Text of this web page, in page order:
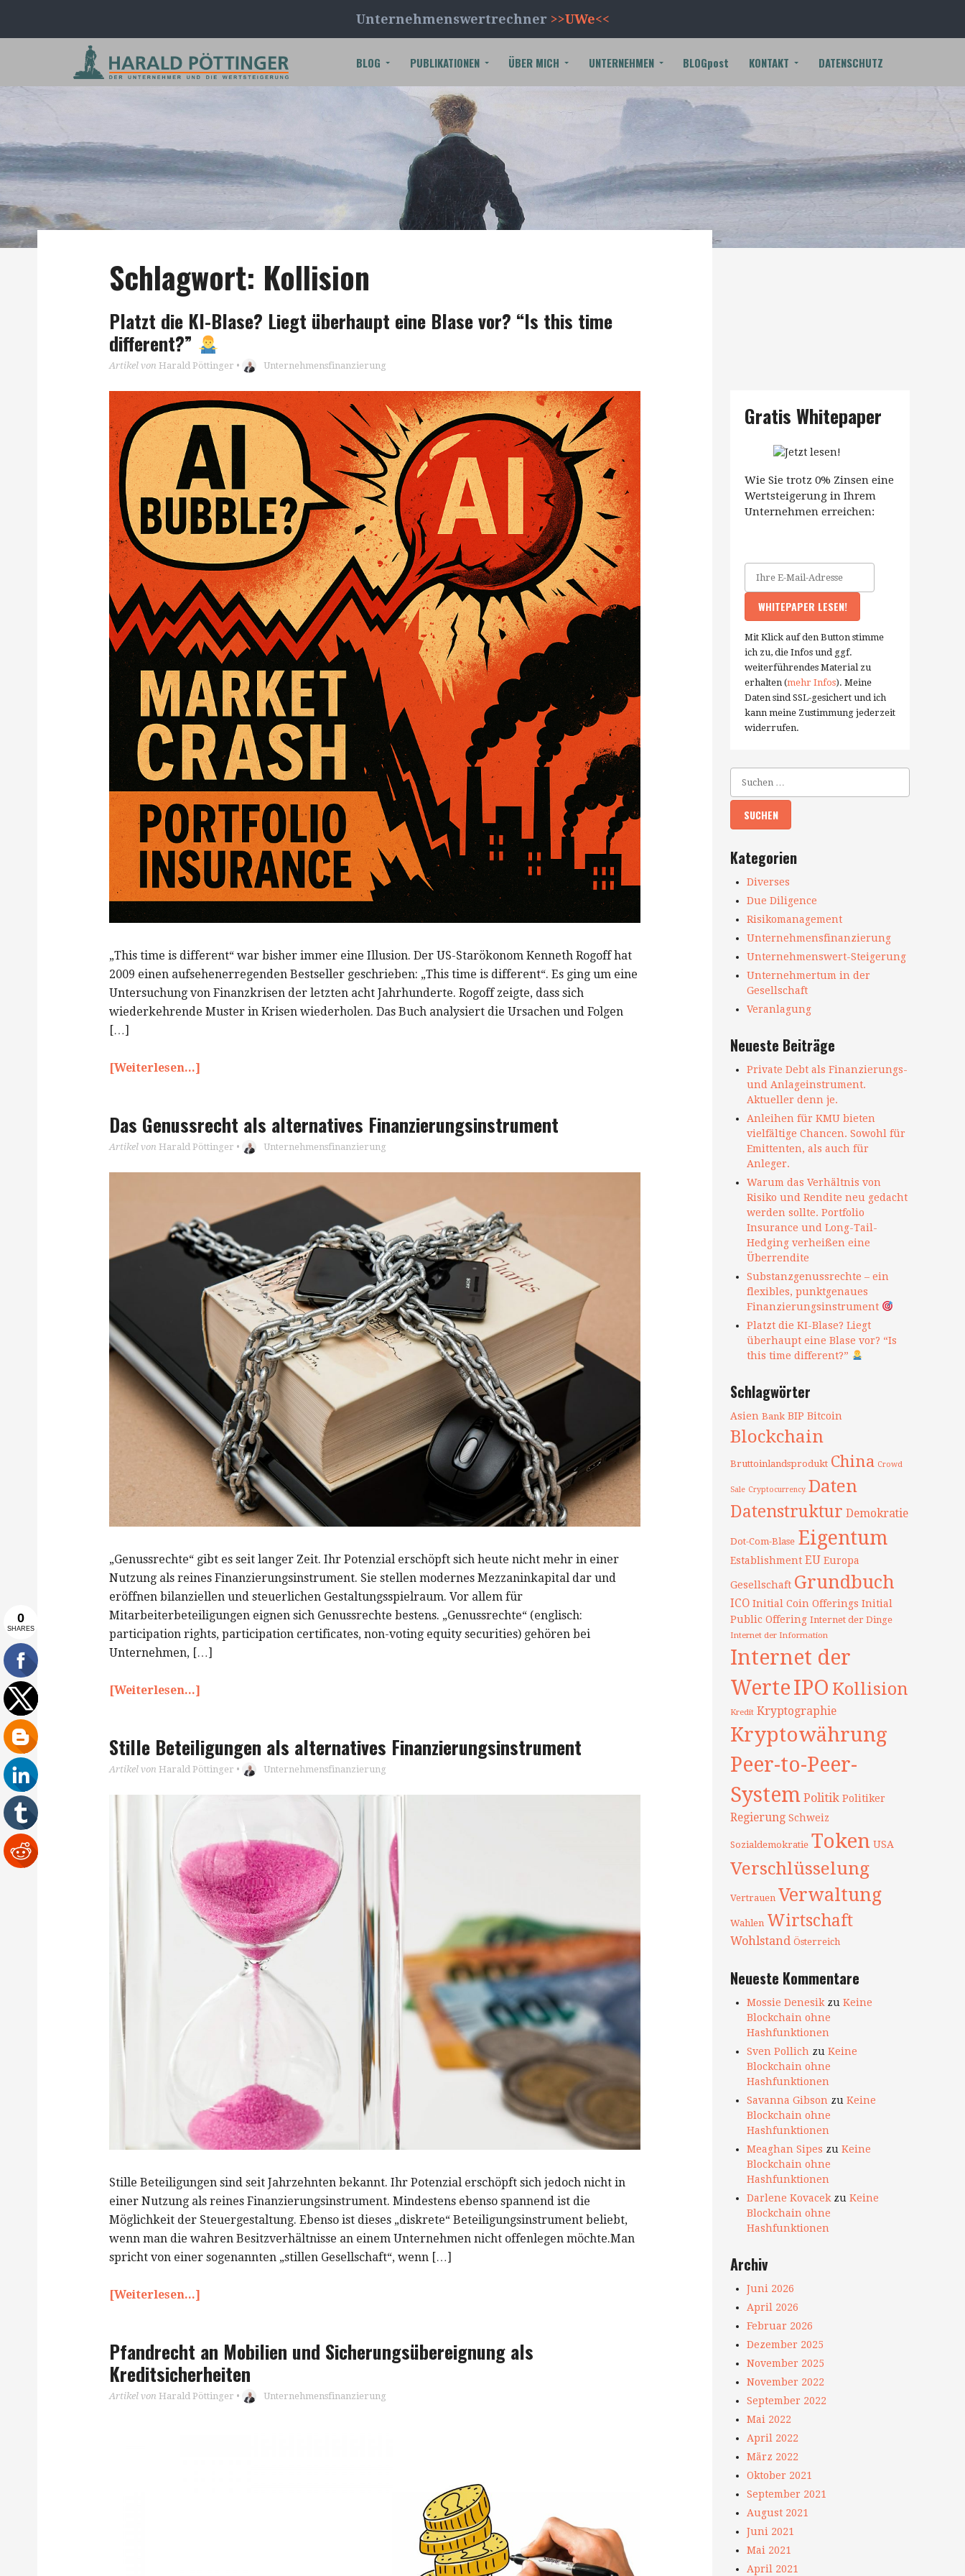
Unternehmenswertrechner >>UWe<<
BLOG PUBLIKATIONEN ÜBER MICH UNTERNEHMEN BLOGpost KONTAKT DATENSCHUTZ
Schlagwort: Kollision
Platzt die KI-Blase? Liegt überhaupt eine Blase vor? “Is this time
different?”
Artikel von Harald Pöttinger • Unternehmensfinanzierung
„This time is different“ war bisher immer eine Illusion. Der US-Starökonom Kenneth Rogoff hat
2009 einen aufsehenerregenden Bestseller geschrieben: „This time is different“. Es ging um eine
Untersuchung von Finanzkrisen der letzten acht Jahrhunderte. Rogoff zeigte, dass sich
wiederkehrende Muster in Krisen wiederholen. Das Buch analysiert die Ursachen und Folgen
[…]
[Weiterlesen...]
Das Genussrecht als alternatives Finanzierungsinstrument
Artikel von Harald Pöttinger • Unternehmensfinanzierung
„Genussrechte“ gibt es seit langer Zeit. Ihr Potenzial erschöpft sich heute nicht mehr in einer
Nutzung als reines Finanzierungsinstrument. Sie stellen modernes Mezzaninkapital dar und
eröffnen bilanziellen und steuerlichen Gestaltungsspielraum. Vor allem für
Mitarbeiterbeteiligungen eignen sich Genussrechte bestens. „Genussrechte“ (englisch:
participation rights, participation certificates, non-voting equity securities) gehören bei
Unternehmen, […]
[Weiterlesen...]
Stille Beteiligungen als alternatives Finanzierungsinstrument
Artikel von Harald Pöttinger • Unternehmensfinanzierung
Stille Beteiligungen sind seit Jahrzehnten bekannt. Ihr Potenzial erschöpft sich jedoch nicht in
einer Nutzung als reines Finanzierungsinstrument. Mindestens ebenso spannend ist die
Möglichkeit der Steuergestaltung. Ebenso ist dieses „diskrete“ Beteiligungsinstrument beliebt,
wenn man die wahren Besitzverhältnisse an einem Unternehmen nicht offenlegen möchte.Man
spricht von einer sogenannten „stillen Gesellschaft“, wenn […]
[Weiterlesen...]
Pfandrecht an Mobilien und Sicherungsübereignung als
Kreditsicherheiten
Artikel von Harald Pöttinger • Unternehmensfinanzierung
Gratis Whitepaper
Wie Sie trotz 0% Zinsen eine
Wertsteigerung in Ihrem
Unternehmen erreichen:
Mit Klick auf den Button stimme
ich zu, die Infos und ggf.
weiterführendes Material zu
erhalten (mehr Infos). Meine
Daten sind SSL-gesichert und ich
kann meine Zustimmung jederzeit
widerrufen.
Kategorien
Diverses
Due Diligence
Risikomanagement
Unternehmensfinanzierung
Unternehmenswert-Steigerung
Unternehmertum in der
Gesellschaft
Veranlagung
Neueste Beiträge
Private Debt als Finanzierungs-
und Anlageinstrument.
Aktueller denn je.
Anleihen für KMU bieten
vielfältige Chancen. Sowohl für
Emittenten, als auch für
Anleger.
Warum das Verhältnis von
Risiko und Rendite neu gedacht
werden sollte. Portfolio
Insurance und Long-Tail-
Hedging verheißen eine
Überrendite
Substanzgenussrechte – ein
flexibles, punktgenaues
Finanzierungsinstrument
Platzt die KI-Blase? Liegt
überhaupt eine Blase vor? “Is
this time different?”
Schlagwörter
Asien Bank BIP Bitcoin
Blockchain
Bruttoinlandsprodukt China Crowd
Sale Cryptocurrency Daten
Datenstruktur Demokratie
Dot-Com-Blase Eigentum
Establishment EU Europa
Gesellschaft Grundbuch
ICO Initial Coin Offerings Initial
Public Offering Internet der Dinge
Internet der Information
Internet der
WerteIPO Kollision
Kredit Kryptographie
Kryptowährung
Peer-to-Peer-
System Politik Politiker
Regierung Schweiz
Sozialdemokratie Token USA
Verschlüsselung
Vertrauen Verwaltung
Wahlen Wirtschaft
Wohlstand Österreich
Neueste Kommentare
Mossie Denesikzu Keine
Blockchain ohne
Hashfunktionen
Sven Pollich zu Keine
Blockchain ohne
Hashfunktionen
Savanna Gibson zu Keine
Blockchain ohne
Hashfunktionen
Meaghan Sipes zu Keine
Blockchain ohne
Hashfunktionen
Darlene Kovacekzu Keine
Blockchain ohne
Hashfunktionen
Archiv
Juni 2026
April 2026
Februar 2026
Dezember 2025
November 2025
November 2022
September 2022
Mai 2022
April 2022
März 2022
Oktober 2021
September 2021
August 2021
Juni 2021
Mai 2021
April 2021